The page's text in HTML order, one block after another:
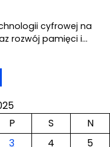
cyfrowej na
rozwój pamięci i…
P S
N
3 4
5